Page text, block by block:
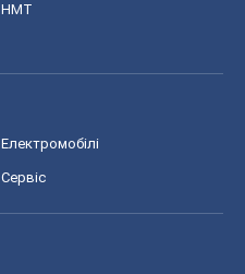
НМТ
Електромобілі
Сервіс